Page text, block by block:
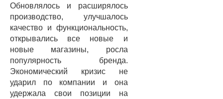
Обновлялось и расширялось
производство, улучшалось
качество и функциональность,
открывались все новые и
новые магазины, росла
популярность бренда.
Экономический кризис не
ударил по компании и она
удержала свои позиции на